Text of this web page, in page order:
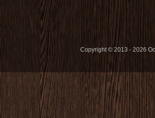
Copyright © 2013 - 2026